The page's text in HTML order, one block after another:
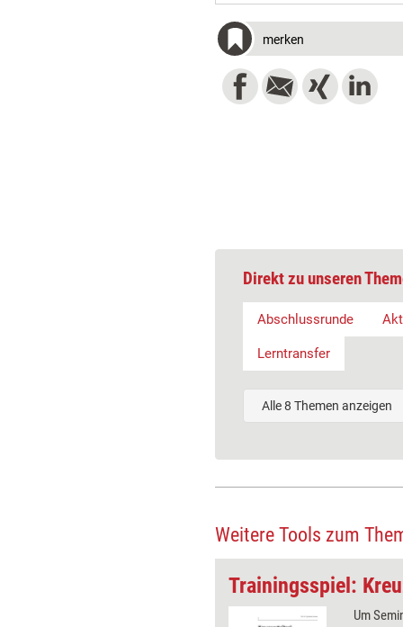
merken
Direkt zu unseren
Abschlussrunde
Lerntransfer
Alle 8 Themen anzeigen
Weitere Tools zum
Trainingsspiel:
Um